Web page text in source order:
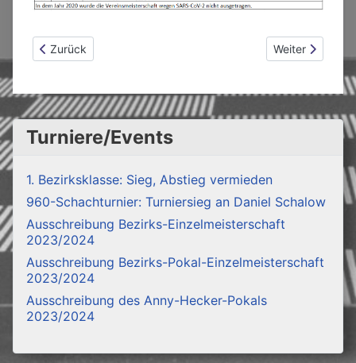
Vorheriger Beitrag: Ewige Rangliste der Titelträger in allen
Zurück Nächster
Weiter
Turniere/Events
1. Bezirksklasse: Sieg, Abstieg vermieden
960-Schachturnier: Turniersieg an Daniel Schalow
Ausschreibung Bezirks-Einzelmeisterschaft
2023/2024
Ausschreibung Bezirks-Pokal-Einzelmeisterschaft
2023/2024
Ausschreibung des Anny-Hecker-Pokals
2023/2024